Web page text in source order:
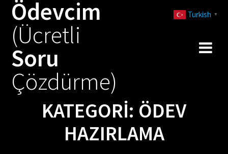
Ödevcim
(Ücretli
Soru
Çözdürme)
KATEGORI: ÖDEV
HAZIRLAMA
Turkish ▼